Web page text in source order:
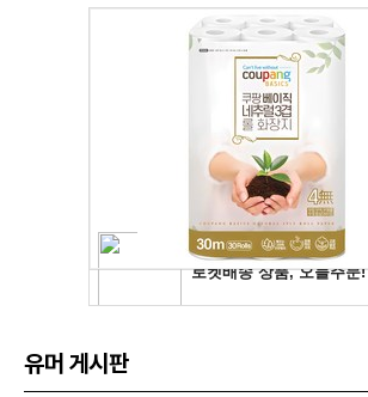
유머 게시판